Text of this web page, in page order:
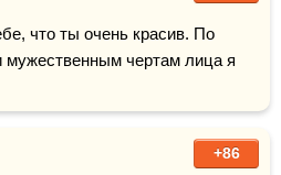
что ты очень красив. По
мужественным чертам лица я
+86